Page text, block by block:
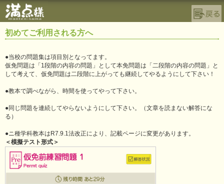
初めてご利用される方へ
●当校の問題集は項目別となってます。
仮免問題は「1段階の内容の問題」として本免問題は「二段階の内容の問題」と
して考えて、仮免問題は二段階に上がっても継続してやるようにして下さい！
●教本で調べながら、時間を使ってやって下さい。
●同じ問題を連続してやらないようにして下さい。（文章を読まない解答にな
る）
●ニ種学科教本はR7.9.1法改正により、記載ページに変更があります。
＜模擬テスト形式＞